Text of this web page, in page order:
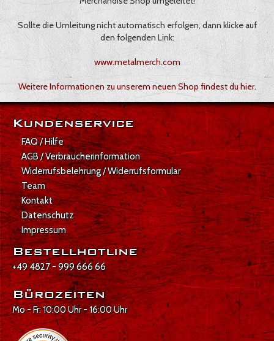
Sollte die Umleitung nicht automatisch erfolgen, dann klicke auf
den folgenden Link:
www.metalmerch.com
Weitere Informationen zu unserem neuen Shop findest du hier.
Kundenservice
FAQ / Hilfe
AGB / Verbraucherinformation
Widerrufsbelehrung / Widerrufsformular
Team
Kontakt
Datenschutz
Impressum
Bestellhotline
+49 4827 - 999 666 66
Bürozeiten
Mo - Fr: 10:00 Uhr - 16:00 Uhr